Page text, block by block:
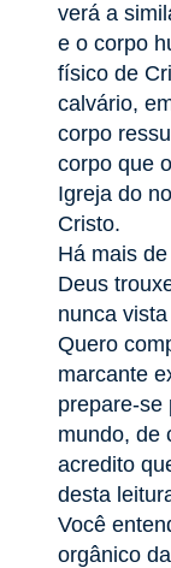
verá a
e o corpo
físico de
calvário,
corpo
corpo que
Igreja do
Cristo.
Há mais
Deus
nunca
Quero
marcante
prepare-se
mundo, de
acredito
desta
Você
orgânico